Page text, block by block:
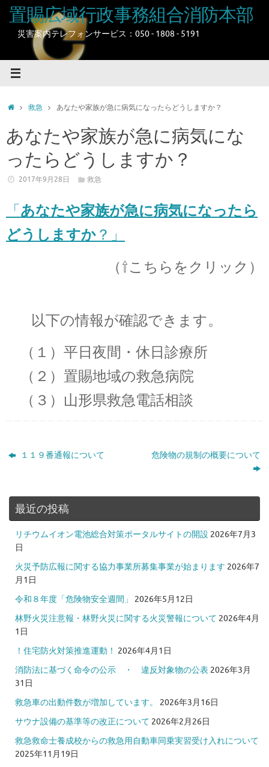
ツ
置賜広域行政事務組合消防本部
災害案内テレフォンサービス：050 - 1808 - 5191
ホ
ム
救急 あなたや家族が急に病気になったらどうしますか？
あなたや家族が急に病気にな
ったらどうしますか？
2017年9月28日 救急
「あなたや家族が急に病気になったら
どうしますか ？」
（⇧こちらをクリック）
以下の情報が確認できます。
（１）平日夜間・休日診療所
（２）置賜地域の救急病院
（３）山形県救急電話相談
１１９番通報について 危険物の規制の概要について
最近の投稿
リチウムイオン電池総合対策ポータルサイトの開設 2026年7月3
日
火災予防広報に関する協力事業所募集事業が始まります 2026年7
月1日
令和８年度「危険物安全週間」
2026年5月12日
林野火災注意報・林野火災に関する火災警報について 2026年4月
1日
！住宅防火対策推進運動！ 2026年4月1日
消防法に基づく命令の公示 ・ 違反対象物の公表 2026年3月
31日
救急車の出動件数が増加しています。
2026年3月16日
サウナ設備の基準等の改正について 2026年2月26日
救急救命士養成校からの救急用自動車同乗実習受け入れについて
2025年11月19日